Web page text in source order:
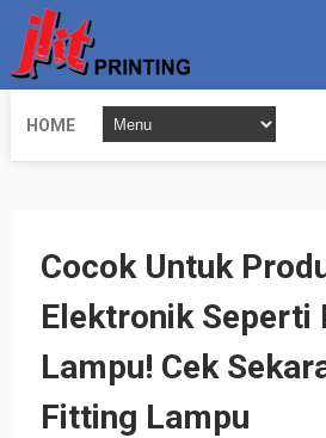
HOME
Cocok Untuk
Elektronik Seperti
Lampu! Cek
Fitting Lampu